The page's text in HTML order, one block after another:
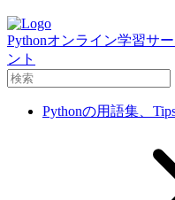
Pythonオンライン学習サ
ント
Pythonの用語集、